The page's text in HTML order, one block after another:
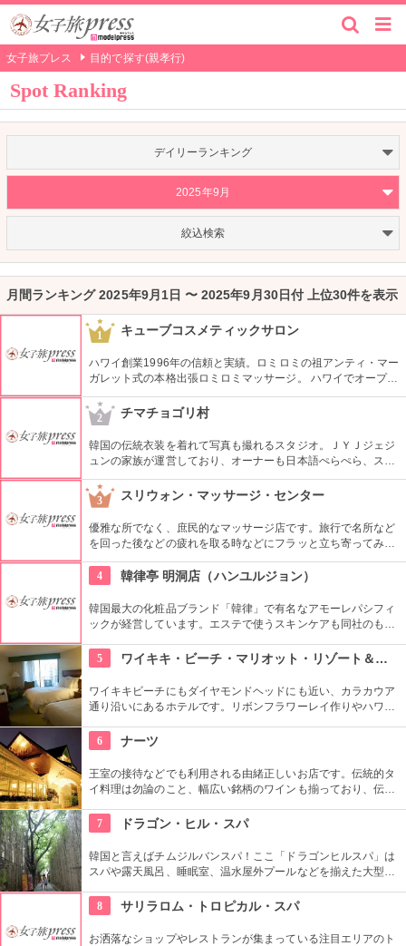
女子旅プレス 目的で探す(親孝行)
Spot Ranking
デイリーランキング
2025年9月
絞込検索
月間ランキング 2025年9月1日 〜 2025年9月30日付 上位30件を表示
1 キューブコスメティックサロン
ハワイ創業1996年の信頼と実績。ロミロミの祖アンティ・マー
ガレット式の本格出張ロミロミマッサージ。 ハワイでオープン
して28年(2024年現在)になり、リピーターも多いのだとか。 現
在はホテル出張のみの営業。
2 チマチョゴリ村
韓国の伝統衣装を着れて写真も撮れるスタジオ。ＪＹＪジェジ
ュンの家族が運営しており、オーナーも日本語ぺらぺら、スタ
ッフも日本人がいるので言葉の心配もなし。女性はもちろん、
男性や小さな子供用の衣装も沢山あり、カップル写真に家族写
真、友達同士の記念にもってこい。
3 スリウォン・マッサージ・センター
優雅な所でなく、庶民的なマッサージ店です。旅行で名所など
を回った後などの疲れを取る時などにフラッと立ち寄ってみる
のもいいかもしれません。庶民的といってもマッサージの腕は
確かです。
4 韓律亭 明洞店（ハンユルジョン）
韓国最大の化粧品ブランド「韓律」で有名なアモーレパシフィ
ックが経営しています。エステで使うスキンケアも同社のもの
す。
5 ワイキキ・ビーチ・マリオット・リゾート＆スパ
ワイキキビーチにもダイヤモンドヘッドにも近い、カラカウア
通り沿いにあるホテルです。リボンフラワーレイ作りやハワイ
ワイアンキルトの巨匠が作ったキルト型も買うことができま
す。
6 ナーツ
王室の接待などでも利用される由緒正しいお店です。伝統的タ
イ料理は勿論のこと、幅広い銘柄のワインも揃っており、伝統
7
ドラゴン・ヒル・スパ
韓国と言えばチムジルバンスパ！ここ「ドラゴンヒルスパ」は
スパや露天風呂、睡眠室、温水屋外プールなどを揃えた大型施
やゴルフ練習場、マッサージ、レストランなど様々なお楽しみ
スポットがあるので、時間が過ぎるのもあっという間です！
8 サリラロム・トロピカル・スパ
お洒落なショップやレストランが集まっている注目エリアのト